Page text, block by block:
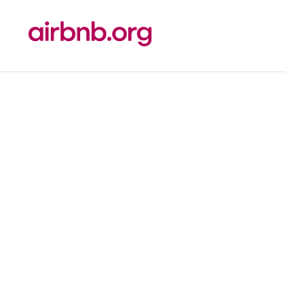
Inhalten
springen